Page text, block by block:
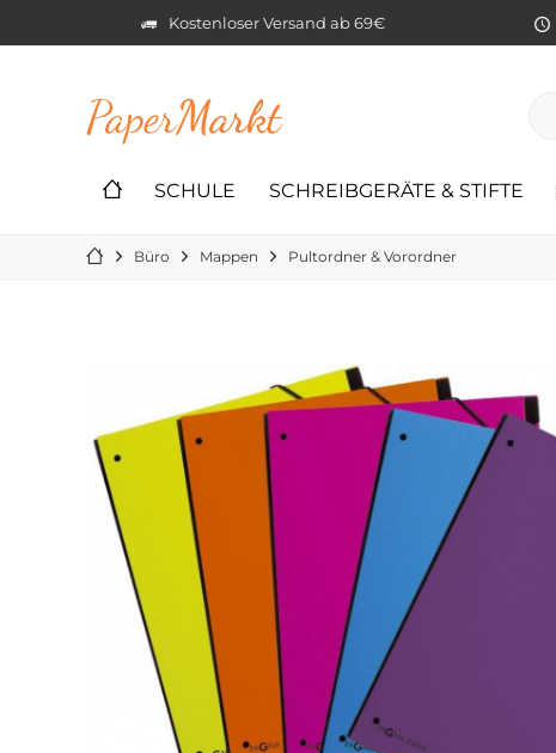
Kostenloser Versand ab 69€
PaperMarkt
SCHULE SCHREIBGERÄTE & STIFTE
Büro Mappen Pultordner & Vorordner